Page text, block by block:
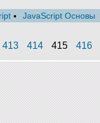
JavaScript Основы
413 414 415 416